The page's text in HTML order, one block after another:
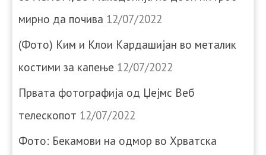
мирно да почива 12/07/2022
(Фото) Ким и Клои Кардашијан во металик
костими за капење 12/07/2022
Првата фотографија од Џејмс Веб
телескопот 12/07/2022
Фото: Бекамови на одмор во Хрватска